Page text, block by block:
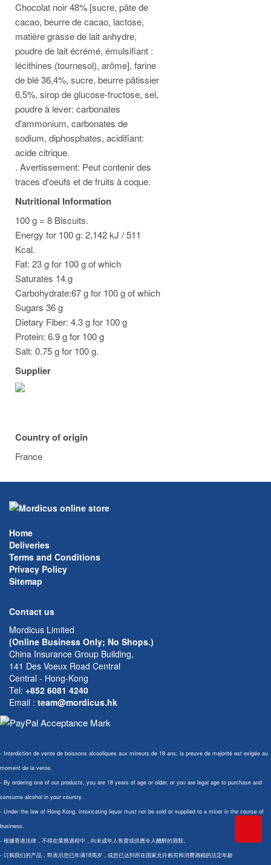
Chocolat noir 48% [sucre, pâte de
cacao, beurre de cacao, lactose,
matière grasse de lait anhydre,
poudre de lait écrémé, émulsifiant :
lécithines (tournesol), arôme], farine
de blé 36,4%, sucre, beurre pâtissier
6,5%, sirop de glucose-fructose, sel,
poudre à lever: carbonates
d'ammonium, carbonates de
sodium, diphosphates, acidifiant:
acide citrique.
. Avertissement: Peut contenir des
traces d'oeufs et de fruits à coque.
Nutritional Information
100 g = 8 Biscuits.
Energy for 100 g: 2,142 kJ / 511
Kcal.
Fat: 23 g for 100 g of which
Saturates 14 g
Carbohydrate:67 g for 100 g of which
Sugars 36 g
Dietary Fiber: 4.3 g for 100 g
Protein: 6.9 g for 100 g
Salt: 0.75 g for 100 g.
Supplier
Country of origin
France
Home
Deliveries
Terms and Conditions
Privacy Policy
Sitemap
Contact us
Mordicus Limited
(Online Business Only; No Shops.)
China Insurance Group Building,
141 Des Voeux Road Central
Central - Hong-Kong
Tel: +852 6081 4240
Email : team@mordicus.hk
- Interdiction de vente de boissons alcooliques aux mineurs de 18 ans; la preuve de majorité est exigée au
moment de la vente.
- By ordering one of our products, you are 18 years of age or older, or you are legal age to purchase and
consume alcohol in your country.
- Under the law of Hong Kong, intoxicating liquor must not be sold or supplied to a minor in the course of
business.
- 根據香港法律，不得在業務過程中，向未成年人售賣或供應令人醺醉的酒類。
- 订购我们的产品，即表示您已年满18周岁，或您已达到所在国家允许购买和消费酒精的法定年龄